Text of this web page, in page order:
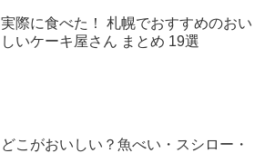
実際に食べた！ 札幌でおすすめのおい
しいケーキ屋さん まとめ 19選
どこがおいしい？魚べい・スシロー・